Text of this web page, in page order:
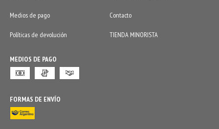
Medios de pago Contacto
Políticas de devolución TIENDA MINORISTA
MEDIOS DE PAGO
FORMAS DE ENVÍO